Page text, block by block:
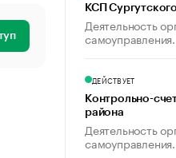
КСП
Деятельность
ДЕЙСТВУЕТ
Контрольно-
района
Деятельность